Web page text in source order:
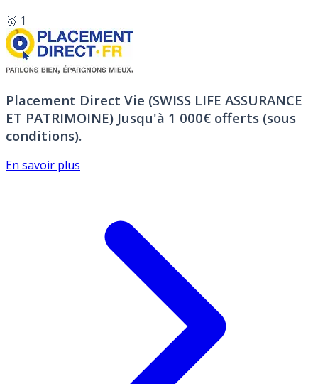
🥇 1
Placement Direct Vie (SWISS LIFE ASSURANCE
ET PATRIMOINE) Jusqu'à 1 000€ offerts (sous
conditions).
En savoir plus